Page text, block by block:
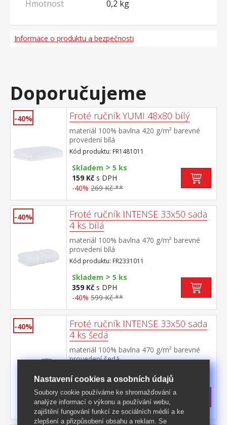
Hmotnost
0,2 kg
Informace o produktu a bezpečnosti
Doporučujeme
-40% Froté ručník YUMI 48x80 bílý
materiál 100% bavlna 420 g/m² barevné
provedení bílá
Kód produktu: FR1481011
Skladem > 5 ks
159 Kč s DPH
-40% 269 Kč **
-40%
Froté ručník INTENSE 33x50 sada
4 ks bílá
materiál 100% bavlna 470 g/m² barevné
provedení bílá
Kód produktu: FR2331011
Skladem > 5 ks
359 Kč s DPH
-40% 599 Kč **
-40%
Froté ručník INTENSE 33x50 sada
4 ks šedá
materiál 100% bavlna 470 g/m² barevné
provedení šedá
359 Kčs DPH
-40% 599 Kč **
Nastavení cookies a osobních údajů
Soubory cookie používáme ke shromažďování a
analýze informací o výkonu a používání webu,
zajištění fungování funkcí ze sociálních médií a ke
zlepšení a přizpůsobení obsahu a reklam. Se